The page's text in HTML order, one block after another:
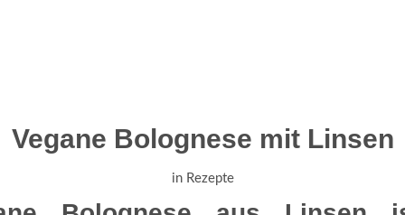
Vegane Bolognese mit Linsen
in Rezepte